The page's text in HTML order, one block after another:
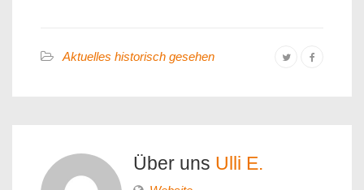
Aktuelles historisch gesehen
Über uns Ulli E.